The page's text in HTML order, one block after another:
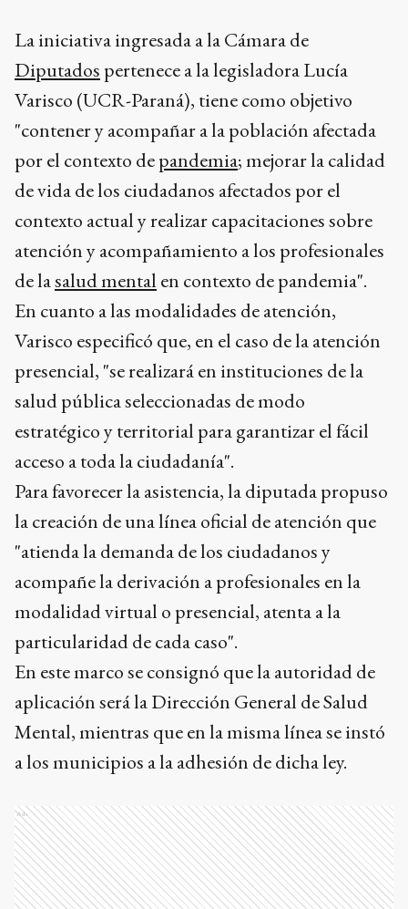
La iniciativa ingresada a la Cámara de
Diputados pertenece a la legisladora Lucía
Varisco (UCR-Paraná), tiene como objetivo
"contener y acompañar a la población afectada
por el contexto depandemia; mejorar la calidad
de vida de los ciudadanos afectados por el
contexto actual y realizar capacitaciones sobre
atención y acompañamiento a los profesionales
de lasalud mental en contexto de pandemia".
En cuanto a las modalidades de atención,
Varisco especificó que, en el caso de la atención
presencial, "se realizará en instituciones de la
salud pública seleccionadas de modo
estratégico y territorial para garantizar el fácil
acceso a toda la ciudadanía".
Para favorecer la asistencia, la diputada propuso
la creación de una línea oficial de atención que
"atienda la demanda de los ciudadanos y
acompañe la derivación a profesionales en la
modalidad virtual o presencial, atenta a la
particularidad de cada caso".
En este marco se consignó que la autoridad de
aplicación será la Dirección General de Salud
Mental, mientras que en la misma línea se instó
a los municipios a la adhesión de dicha ley.
Ads